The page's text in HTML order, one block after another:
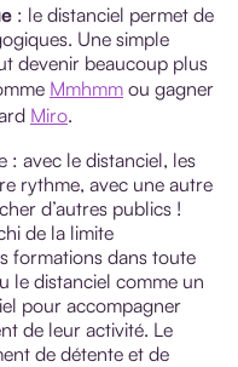
: le distanciel permet de
Une simple
devenir beaucoup plus
Mmhmm ou gagner
Miro.
: avec le distanciel, les
rythme, avec une autre
d’autres publics !
de la limite
formations dans toute
le distanciel comme un
pour accompagner
de leur activité. Le
de détente et de